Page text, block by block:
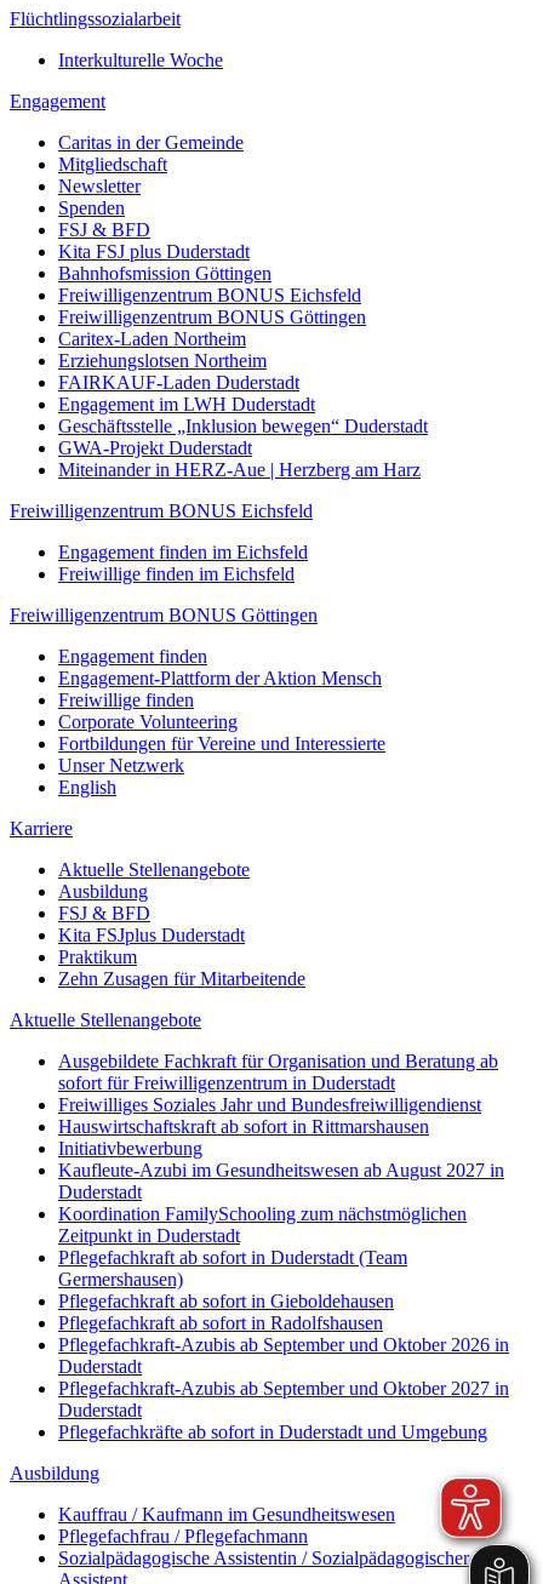
Flüchtlingssozialarbeit
Interkulturelle Woche
Engagement
Caritas in der Gemeinde
Mitgliedschaft
Newsletter
Spenden
FSJ & BFD
Kita FSJ plus Duderstadt
Bahnhofsmission Göttingen
Freiwilligenzentrum BONUS Eichsfeld
Freiwilligenzentrum BONUS Göttingen
Caritex-Laden Northeim
Erziehungslotsen Northeim
FAIRKAUF-Laden Duderstadt
Engagement im LWH Duderstadt
Geschäftsstelle „Inklusion bewegen“ Duderstadt
GWA-Projekt Duderstadt
Miteinander in HERZ-Aue | Herzberg am Harz
Freiwilligenzentrum BONUS Eichsfeld
Engagement finden im Eichsfeld
Freiwillige finden im Eichsfeld
Freiwilligenzentrum BONUS Göttingen
Engagement finden
Engagement-Plattform der Aktion Mensch
Freiwillige finden
Corporate Volunteering
Fortbildungen für Vereine und Interessierte
Unser Netzwerk
English
Karriere
Aktuelle Stellenangebote
Ausbildung
FSJ & BFD
Kita FSJplus Duderstadt
Praktikum
Zehn Zusagen für Mitarbeitende
Aktuelle Stellenangebote
Ausgebildete Fachkraft für Organisation und Beratung ab
sofort für Freiwilligenzentrum in Duderstadt
Freiwilliges Soziales Jahr und Bundesfreiwilligendienst
Hauswirtschaftskraft ab sofort in Rittmarshausen
Initiativbewerbung
Kaufleute-Azubi im Gesundheitswesen ab August 2027 in
Duderstadt
Koordination FamilySchooling zum nächstmöglichen
Zeitpunkt in Duderstadt
Pflegefachkraft ab sofort in Duderstadt (Team
Germershausen)
Pflegefachkraft ab sofort in Gieboldehausen
Pflegefachkraft ab sofort in Radolfshausen
Pflegefachkraft-Azubis ab September und Oktober 2026 in
Duderstadt
Pflegefachkraft-Azubis ab September und Oktober 2027 in
Duderstadt
Pflegefachkräfte ab sofort in Duderstadt und Umgebung
Ausbildung
Kauffrau / Kaufmann im Gesundheitswesen
Pflegefachfrau / Pflegefachmann
Sozialpädagogische Assistentin / Sozialpädagogischer
Assistent